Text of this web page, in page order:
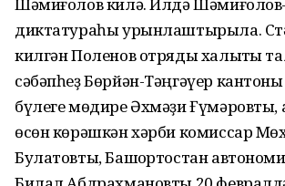
диктатураһы урынлаштырыла.
килгән Поленов отряды халыҡты
сәбәпһеҙ Бөрйән-Тәңгәүер
бүлеге мөдире Әхмәҙи Ғүмәровты,
өсөн көрәшкән хәрби комиссар
Булатовты, Башҡортостан